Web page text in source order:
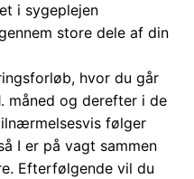
i sygeplejen
store dele af din
hvor du går
måned og derefter i de
følger
I er på vagt sammen
Efterfølgende vil du